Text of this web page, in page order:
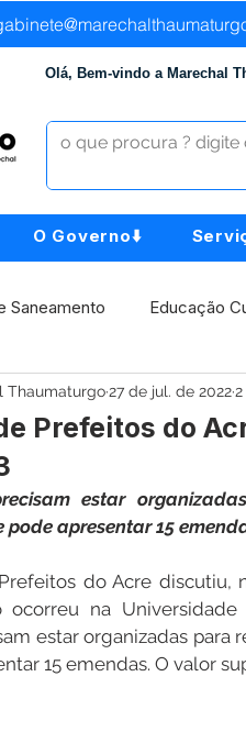
Olá, Bem-vindo a Marechal
O Governo⬇️
Saneamento Educação
Assistência Social
Datas Comemorativas
Licitações
Prefeitos do
Thaumaturgo27 de jul. de 2022
estar
apresentar 15
do Acre discutiu,
ocorreu na
estar organizadas para
15 emendas. O valor